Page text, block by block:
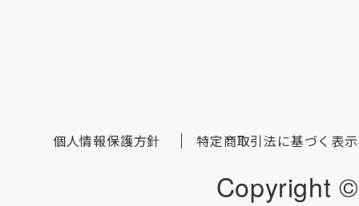
個人情報保護方針 特定商取引法に基づく表示
Copyright